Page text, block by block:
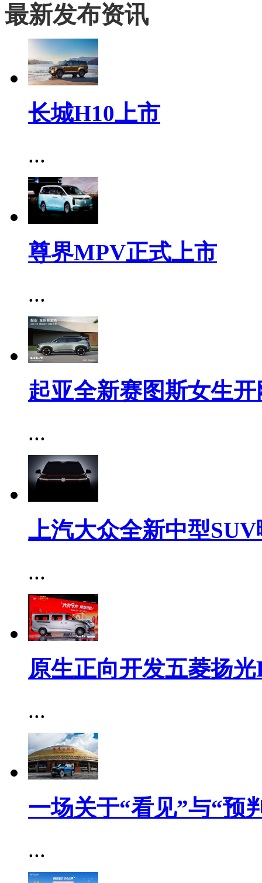
最新发布资讯
长城H10上市
...
尊界MPV正式上市
...
起亚全新赛图斯女生
...
上汽大众全新中型SUV
...
原生正向开发五菱扬
...
一场关于“看见”与“预
...